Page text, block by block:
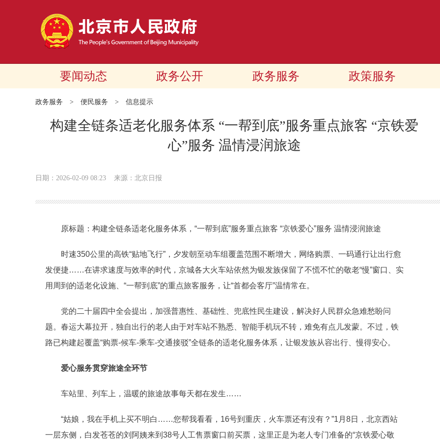
要闻动态 政务公开 政务服务 政策服务
政务服务 > 便民服务 > 信息提示
构建全链条适老化服务体系 “一帮到底”服务重点旅客 “京铁爱
心”服务 温情浸润旅途
日期：2026-02-09 08:23 来源：北京日报
原标题：构建全链条适老化服务体系，“一帮到底”服务重点旅客 “京铁爱心”服务 温情浸润旅途
时速350公里的高铁“贴地飞行”，夕发朝至动车组覆盖范围不断增大，网络购票、一码通行让出行愈
发便捷……在讲求速度与效率的时代，京城各大火车站依然为银发族保留了不慌不忙的敬老“慢”窗口、实
用周到的适老化设施、“一帮到底”的重点旅客服务，让“首都会客厅”温情常在。
党的二十届四中全会提出，加强普惠性、基础性、兜底性民生建设，解决好人民群众急难愁盼问
题。春运大幕拉开，独自出行的老人由于对车站不熟悉、智能手机玩不转，难免有点儿发蒙。不过，铁
路已构建起覆盖“购票-候车-乘车-交通接驳”全链条的适老化服务体系，让银发族从容出行、慢得安心。
爱心服务贯穿旅途全环节
车站里、列车上，温暖的旅途故事每天都在发生……
“姑娘，我在手机上买不明白……您帮我看看，16号到重庆，火车票还有没有？”1月8日，北京西站
一层东侧，白发苍苍的刘阿姨来到38号人工售票窗口前买票，这里正是为老人专门准备的“京铁爱心敬